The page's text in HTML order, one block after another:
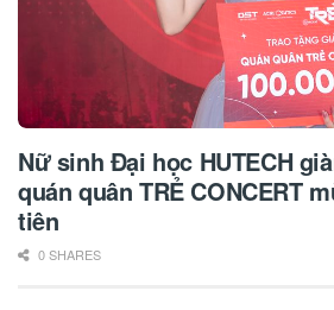
Nữ sinh Đại học HUTECH
quán quân TRẺ CONCERT
tiên
0 SHARES